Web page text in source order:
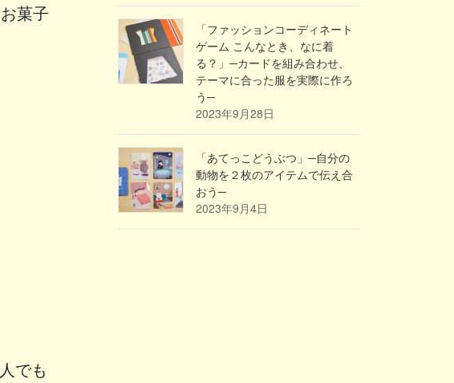
菓子
でも
「ファッションコーディネート
ゲーム こんなとき、なに着
る？」─カードを組み合わせ、
テーマに合った服を実際に作ろ
う─
2023年9月28日
「あてっこどうぶつ」─自分の
動物を２枚のアイテムで伝え合
おう─
2023年9月4日